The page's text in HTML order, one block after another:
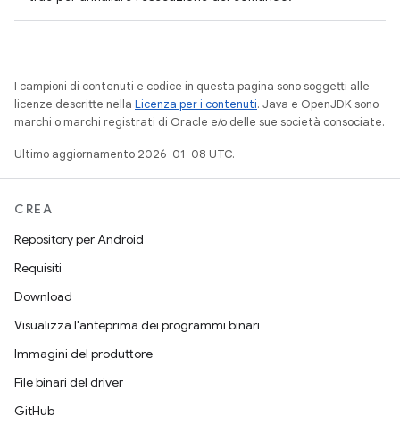
I campioni di contenuti e codice in questa pagina sono soggetti alle
licenze descritte nella Licenza per i contenuti. Java e OpenJDK sono
marchi o marchi registrati di Oracle e/o delle sue società consociate.
Ultimo aggiornamento 2026-01-08 UTC.
CREA
Repository per Android
Requisiti
Download
Visualizza l'anteprima dei programmi binari
Immagini del produttore
File binari del driver
GitHub